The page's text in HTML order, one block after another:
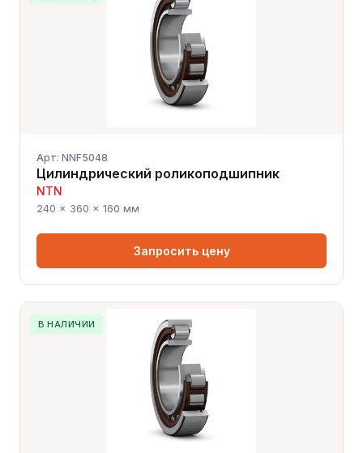
Арт: NNF5048
Цилиндрический роликоподшипник
NTN
240 × 360 × 160 мм
Запросить цену
В НАЛИЧИИ